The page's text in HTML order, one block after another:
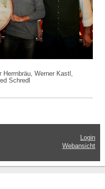
Werner Kastl,
Schredl
Login
Webansicht